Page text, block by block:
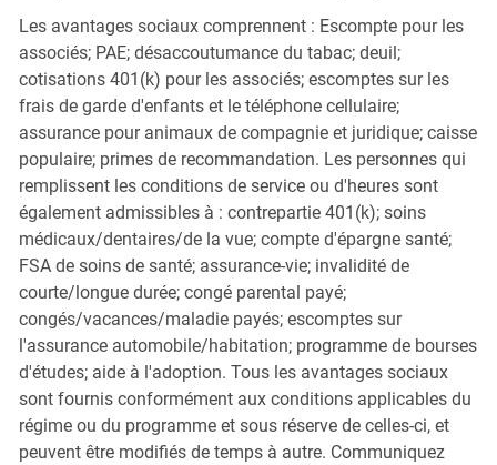
Les avantages sociaux comprennent : Escompte pour les
associés; PAE; désaccoutumance du tabac; deuil;
cotisations 401(k) pour les associés; escomptes sur les
frais de garde d'enfants et le téléphone cellulaire;
assurance pour animaux de compagnie et juridique; caisse
populaire; primes de recommandation. Les personnes qui
remplissent les conditions de service ou d'heures sont
également admissibles à : contrepartie 401(k); soins
médicaux/dentaires/de la vue; compte d'épargne santé;
FSA de soins de santé; assurance-vie; invalidité de
courte/longue durée; congé parental payé;
congés/vacances/maladie payés; escomptes sur
l'assurance automobile/habitation; programme de bourses
d'études; aide à l'adoption. Tous les avantages sociaux
sont fournis conformément aux conditions applicables du
régime ou du programme et sous réserve de celles-ci, et
peuvent être modifiés de temps à autre. Communiquez